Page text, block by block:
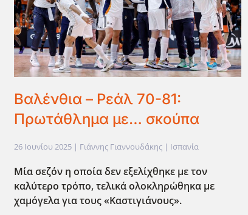
Βαλένθια – Ρεάλ 70-81:
Πρωτάθλημα με… σκούπα
26 Ιουνίου 2025 | Γιάννης Γιαννουδάκης | Ισπανία
Μία σεζόν η οποία δεν εξελίχθηκε με τον
καλύτερο τρόπο, τελικά ολοκληρώθηκα με
χαμόγελα για τους «Καστιγιάνους».